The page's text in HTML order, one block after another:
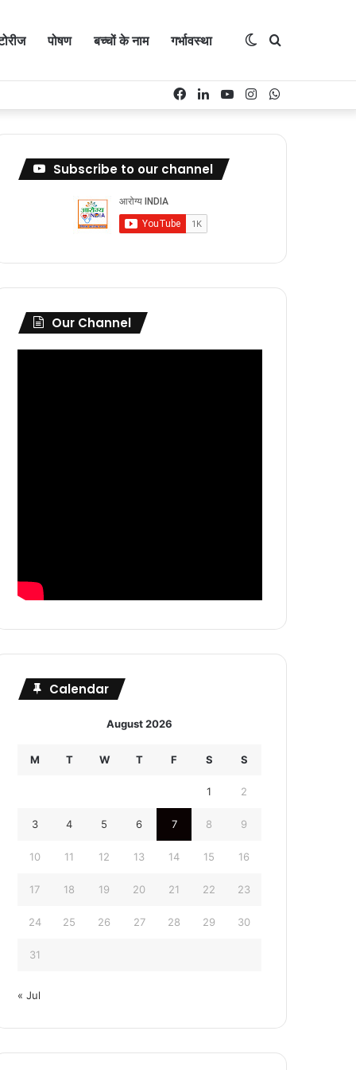
पोषण बच्चों के नाम गर्भावस्था Search
Switch
Instagram
YouTube
LinkedIn
Facebook
Subscribe to our channel
Our Channel
Calendar
August 2026
M T W T F S S
1 2
3 4 5 6 7 8 9
10 11 12 13 14 15 16
17 18 19 20 21 22 23
24 25 26 27 28 29 30
31
« Jul